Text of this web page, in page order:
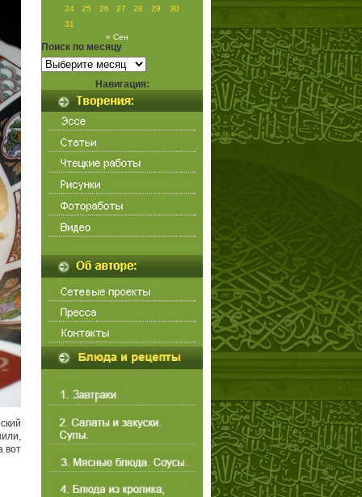
вот
24
25 26 27 28 29
30
31
« Сен
Поиск по месяцу
Поиск
по
месяцу
Навигация: